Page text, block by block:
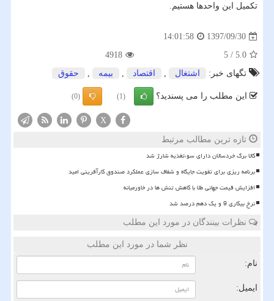
تكمیل این واحدها هستیم.
1397/09/30
14:01:58
5.0
/
5
4918
تگهای خبر:
اشتغال , اقتصاد , بیمه , حقوق
این مطلب را می پسندید؟ (1)
(0)
X
تازه ترین مطالب مرتبط
کالا برگ خردسالان دارای سوءتغذیه شارژ شد
برنامه ریزی برای تقویت جایگاه و شفاف سازی عملکرد صندوق کارآفرینی امید
افزایش قیمت جهانی طلا با کاهش تنش ها در خاورمیانه
نرخ بیکاری 9 و یک دهم درصد شد
نظرات بینندگان در مورد این مطلب
نظر شما در مورد این مطلب
نام:
ایمیل: